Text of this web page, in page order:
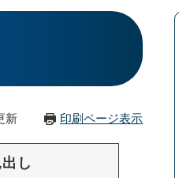
新 印刷ページ表示
し